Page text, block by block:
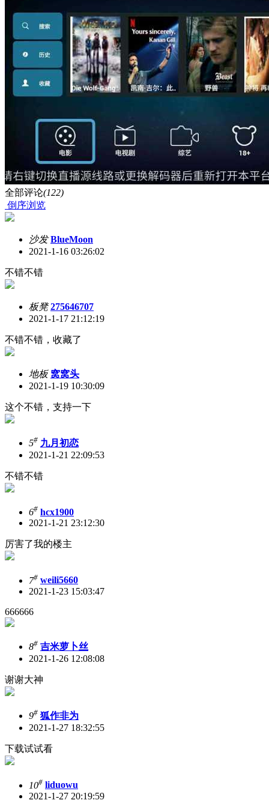
全部评论(122)
倒序浏览
沙发 BlueMoon
2021-1-16 03:26:02
不错不错
板凳 275646707
2021-1-17 21:12:19
不错不错，收藏了
地板 窝窝头
2021-1-19 10:30:09
这个不错，支持一下
5# 九月初恋
2021-1-21 22:09:53
不错不错
6# hcx1900
2021-1-21 23:12:30
厉害了我的楼主
7# weili5660
2021-1-23 15:03:47
666666
8# 吉米萝卜丝
2021-1-26 12:08:08
谢谢大神
9# 狐作非为
2021-1-27 18:32:55
下载试试看
10# liduowu
2021-1-27 20:19:59